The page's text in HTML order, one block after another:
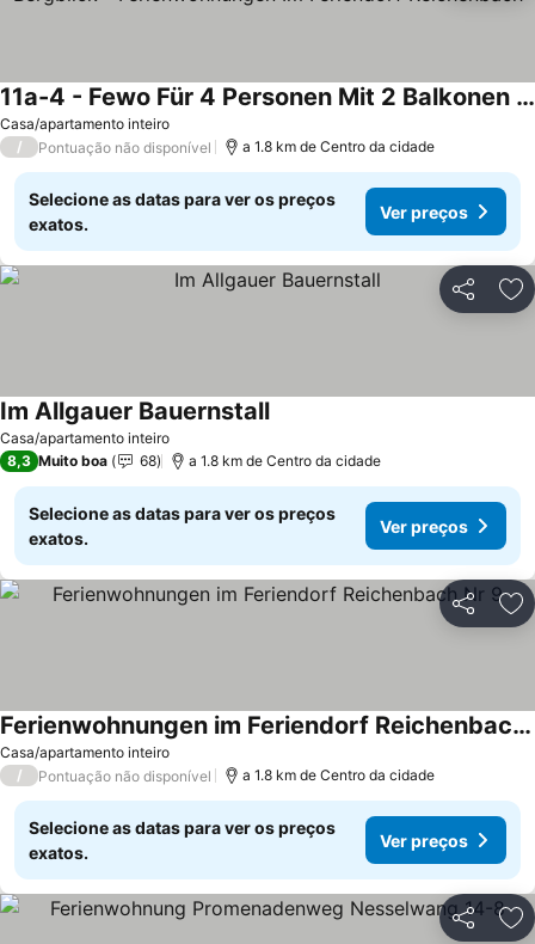
Casa/apartamento inteiro
11a-4 - Fewo Für 4 Personen Mit 2 Balkonen Mit Bergblick - Ferienwohnungen Im Feriendorf Reichenbach
/ Pontuação não disponível a 1.8 km de Centro da cidade
Selecione as datas para ver os preços
exatos.
Ver preços
Partilhar
Casa/apartamento inteiro
Im Allgauer Bauernstall
8,3 Muito boa 68 a 1.8 km de Centro da cidade
Selecione as datas para ver os preços
exatos.
Ver preços
Partilhar
Casa/apartamento inteiro
Ferienwohnungen im Feriendorf Reichenbach Nr 9
/ Pontuação não disponível a 1.8 km de Centro da cidade
Selecione as datas para ver os preços
exatos.
Ver preços
Partilhar